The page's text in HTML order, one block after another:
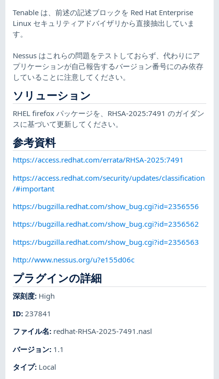
Tenable は、前述の記述ブロックを Red Hat Enterprise
Linux セキュリティアドバイザリから直接抽出していま
す。
Nessus はこれらの問題をテストしておらず、代わりにア
プリケーションが自己報告するバージョン番号にのみ依存
していることに注意してください。
ソリューション
RHEL firefox パッケージを、RHSA-2025:7491 のガイダン
スに基づいて更新してください。
参考資料
https://access.redhat.com/errata/RHSA-2025:7491
https://access.redhat.com/security/updates/classification
/#important
https://bugzilla.redhat.com/show_bug.cgi?id=2356556
https://bugzilla.redhat.com/show_bug.cgi?id=2356562
https://bugzilla.redhat.com/show_bug.cgi?id=2356563
http://www.nessus.org/u?e155d06c
プラグインの詳細
深刻度: High
ID:237841
ファイル名: redhat-RHSA-2025-7491.nasl
バージョン: 1.1
タイプ: Local